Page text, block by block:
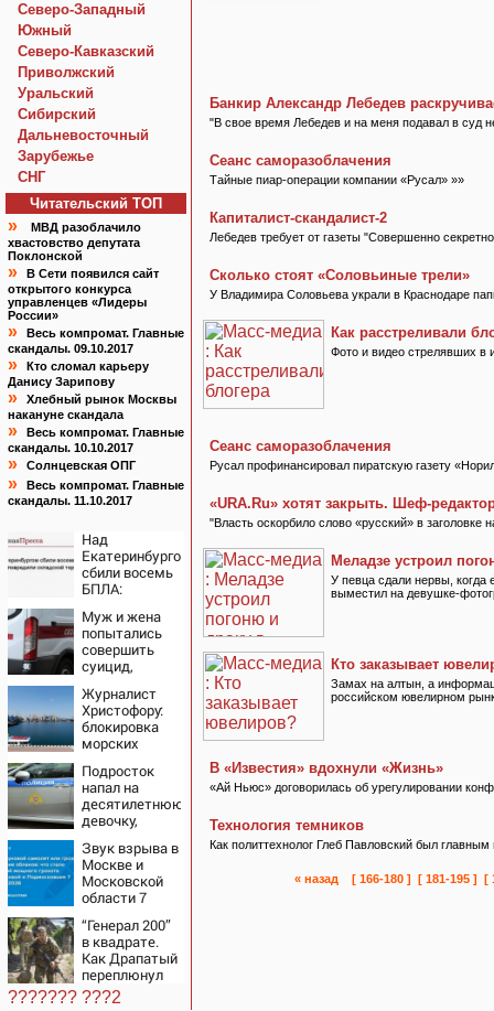
Северо-Западный
Южный
Северо-Кавказский
Приволжский
Уральский
Сибирский
Дальневосточный
Зарубежье
СНГ
Читательский TOП
»
МВД разоблачило
хвастовство депутата
Поклонской
»
В Сети появился сайт
открытого конкурса
управленцев «Лидеры
России»
»
Весь компромат. Главные
скандалы. 09.10.2017
»
Кто сломал карьеру
Данису Зарипову
»
Хлебный рынок Москвы
накануне скандала
»
Весь компромат. Главные
скандалы. 10.10.2017
» Солнцевская ОПГ
»
Весь компромат. Главные
скандалы. 11.10.2017
Над
Екатеринбургом
сбили восемь
БПЛА:
800
сотрудников
Wildberries
Муж и жена
попытались
совершить
суицид,
оперативные
службы
Журналист
Христофору:
блокировка
морских
катастрофа
для Украины
Подросток
напал на
десятилетнюю
девочку,
квартиру
Звук взрыва в
Москве и
Московской
области 7
года: Причины,
источник,
откуда был
громкий
хлопок
“Генерал 200”
в квадрате.
Как Драпатый
переплюнул
Сырского
??????? ???2
Банкир Александр Лебедев
"В свое время Лебедев и на меня подавал в суд
Сеанс саморазоблачения
Тайные пиар-операции компании «Русал» »»
Капиталист-скандалист-2
Лебедев требует от газеты "Совершенно
Сколько стоят «Соловьиные трели»
У Владимира Соловьева украли в Краснодаре
Как расстреливали
Фото и видео стрелявших в
Сеанс саморазоблачения
Русал профинансировал пиратскую газету
«URA.Ru» хотят закрыть. Шеф-
"Власть оскорбило слово «русский» в заголовке
Меладзе устроил
У певца сдали нервы, когда
выместил на девушке-
Кто заказывает
Замах на алтын, а
российском ювелирном
В «Известия» вдохнули «Жизнь»
«Ай Ньюс» договорилась об урегулировании
Технология темников
Как политтехнолог Глеб Павловский был
« назад [ 166-180 ] [ 181-195 ] [